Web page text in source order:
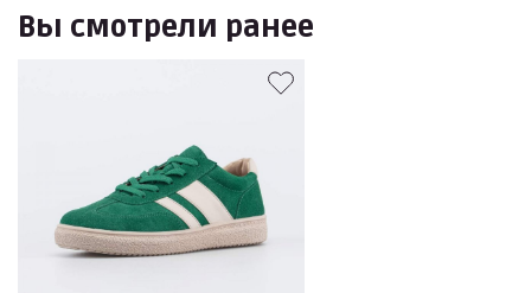
Вы смотрели ранее